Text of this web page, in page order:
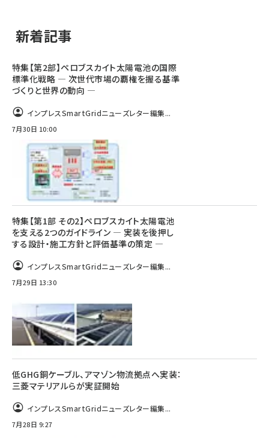
新着記事
特集【第2部】ペロブスカイト太陽電池の国際
標準化戦略 ― 次世代市場の覇権を握る基準
づくりと世界の動向 ―
インプレスSmartGridニューズレター編集...
7月30日 10:00
特集【第1部 その2】ペロブスカイト太陽電池
を支える2つのガイドライン ― 実装を後押し
する設計・施工方針と評価基準の策定 ―
インプレスSmartGridニューズレター編集...
7月29日 13:30
低GHG銅ケーブル、アマゾン物流拠点へ実装：
三菱マテリアルらが実証開始
インプレスSmartGridニューズレター編集...
7月28日 9:27